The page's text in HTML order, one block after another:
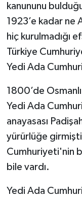
kanununu
1923’e kadar ne
hiç kurulmadığı
Türkiye
Yedi Ada
1800’de
Yedi Ada
anayasası
yürürlüğe
Cumhuriyeti'nin
bile vardı.
Yedi Ada